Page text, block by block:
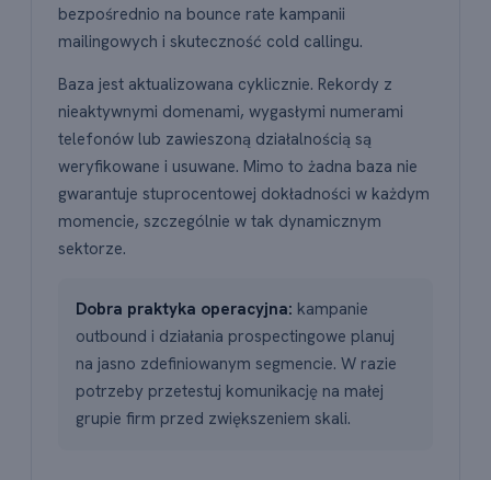
bezpośrednio na bounce rate kampanii
mailingowych i skuteczność cold callingu.
Baza jest aktualizowana cyklicznie. Rekordy z
nieaktywnymi domenami, wygasłymi numerami
telefonów lub zawieszoną działalnością są
weryfikowane i usuwane. Mimo to żadna baza nie
gwarantuje stuprocentowej dokładności w każdym
momencie, szczególnie w tak dynamicznym
sektorze.
Dobra praktyka operacyjna: kampanie
outbound i działania prospectingowe planuj
na jasno zdefiniowanym segmencie. W razie
potrzeby przetestuj komunikację na małej
grupie firm przed zwiększeniem skali.